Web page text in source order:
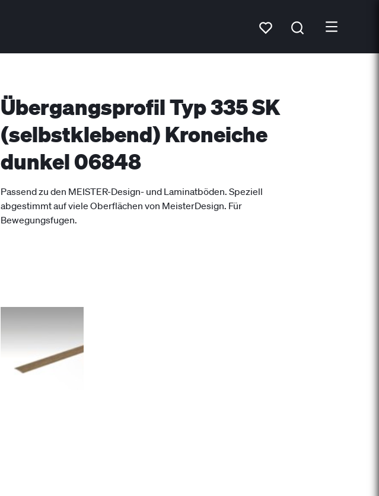
Übergangsprofil Typ 335 SK
(selbstklebend) Kroneiche
dunkel 06848
Passend zu den MEISTER-Design- und Laminatböden. Speziell
abgestimmt auf viele Oberflächen von MeisterDesign. Für
Bewegungsfugen.